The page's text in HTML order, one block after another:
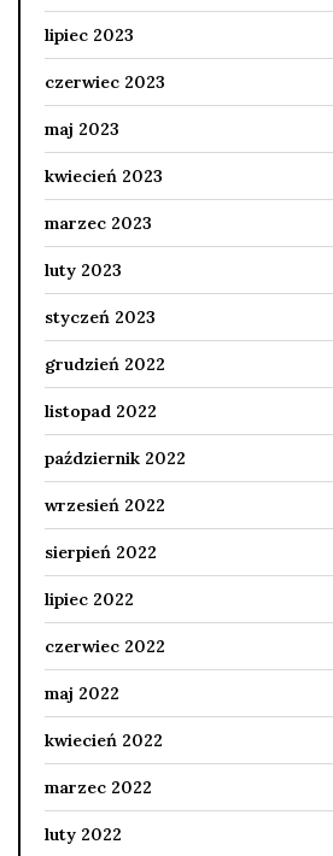
lipiec 2023
czerwiec 2023
maj 2023
kwiecień 2023
marzec 2023
luty 2023
styczeń 2023
grudzień 2022
listopad 2022
październik 2022
wrzesień 2022
sierpień 2022
lipiec 2022
czerwiec 2022
maj 2022
kwiecień 2022
marzec 2022
luty 2022